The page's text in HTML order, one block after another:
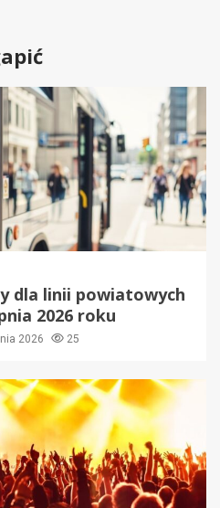
dla linii powiatowych
2026 roku
2026 25